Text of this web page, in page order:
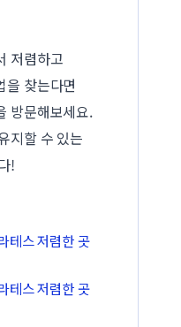
저렴하고
을 찾는다면
방문해보세요.
지할 수 있는
!
테스 저렴한 곳
테스 저렴한 곳